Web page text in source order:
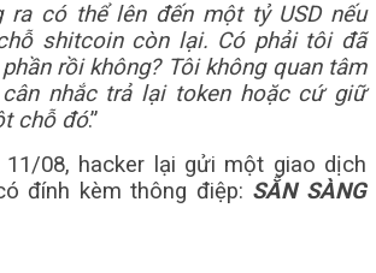
ra có thể lên đến một tỷ USD nếu
shitcoin còn lại. Có phải tôi đã
rồi không? Tôi không quan tâm
nhắc trả lại token hoặc cứ giữ
chỗ đó.”
08, hacker lại gửi một giao dịch
đính kèm thông điệp: SẴN SÀNG